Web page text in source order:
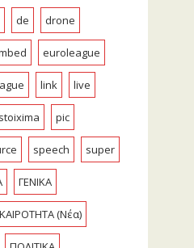
de drone
euroleague
link live
pic
speech super
ΓΕΝΙΚΑ
(Νέα)